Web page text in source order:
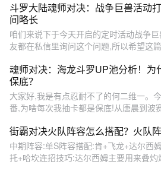
斗罗大陆魂师对决：战争巨兽活动
间略长
咱们来说下于今天开启的定时活动战争
友都在私信里询问这个问题,所以希望这
魂师对决：海龙斗罗UP池分析！为
保底？
大家好,我是有点忍耐不了的何二维一。
番,为啥每次我抽卡都是保底!从唐晨到波
街霸对决火队阵容怎么搭配？火队
中期阵容:单S阵容搭配:肯+飞龙+达尔西
托+哈坎连招技巧:达尔西姆主要用来叠灼